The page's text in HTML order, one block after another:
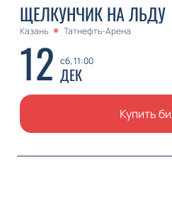
ЩЕЛКУНЧИК НА ЛЬДУ
Казань Татнефть-Арена
12 сб, 11:00
ДЕК
Купить